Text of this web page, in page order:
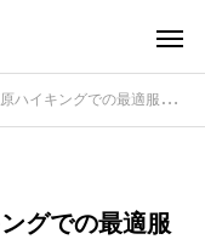
キングでの最適服装ガイド
グでの最適服